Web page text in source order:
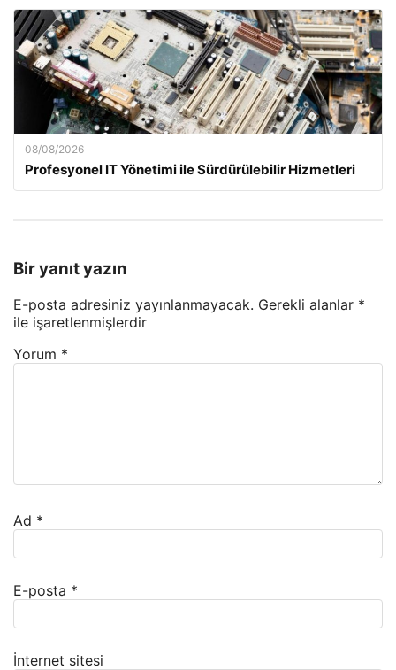
08/08/2026
Profesyonel IT Yönetimi ile Sürdürülebilir Hizmetleri
Bir yanıt yazın
E-posta adresiniz yayınlanmayacak. Gerekli alanlar *
ile işaretlenmişlerdir
Yorum *
Ad *
E-posta *
İnternet sitesi